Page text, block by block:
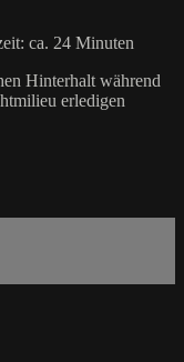
ca. 24 Minuten
Hinterhalt während
erledigen